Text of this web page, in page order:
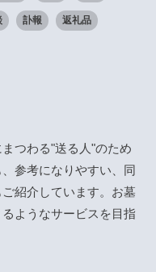
訃報 返礼品
つわる"送る人"のため
参考になりやすい、同
紹介しています。お墓
ようなサービスを目指